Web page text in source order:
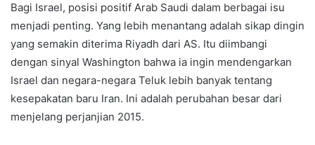
Bagi Israel, posisi positif Arab Saudi dalam berbagai isu
menjadi penting. Yang lebih menantang adalah sikap dingin
yang semakin diterima Riyadh dari AS. Itu diimbangi
dengan sinyal Washington bahwa ia ingin mendengarkan
Israel dan negara-negara Teluk lebih banyak tentang
kesepakatan baru Iran. Ini adalah perubahan besar dari
menjelang perjanjian 2015.